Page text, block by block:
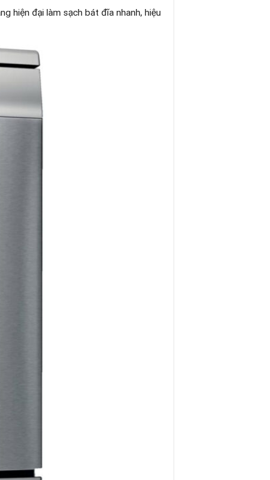
hiện đại làm sạch bát đĩa nhanh, hiệu